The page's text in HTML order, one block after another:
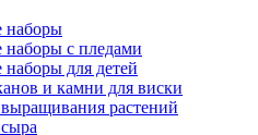
наборы
с пледами
для детей
и камни для виски
растений